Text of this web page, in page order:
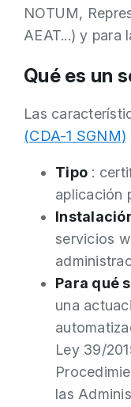
NOTUM,
AEAT...) y para
Qué es un
Las
(CDA-1 SGNM)
Tipo :
aplicación
servicios
Para qué
una
Ley 39/
las